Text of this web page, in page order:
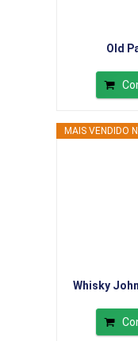
Old
MAIS VENDIDO
Whisky